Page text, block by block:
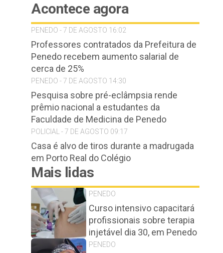
Acontece agora
PENEDO - 7 DE AGOSTO 16:02
Professores contratados da Prefeitura de
Penedo recebem aumento salarial de
cerca de 25%
PENEDO - 7 DE AGOSTO 14:30
Pesquisa sobre pré-eclâmpsia rende
prêmio nacional a estudantes da
Faculdade de Medicina de Penedo
POLICIAL - 7 DE AGOSTO 09:17
Casa é alvo de tiros durante a madrugada
em Porto Real do Colégio
Mais lidas
PENEDO
Curso intensivo capacitará
profissionais sobre terapia
injetável dia 30, em Penedo
PENEDO